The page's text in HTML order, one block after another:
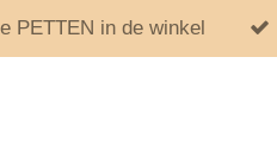
PETTEN in de winkel